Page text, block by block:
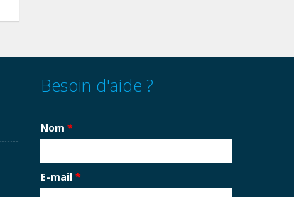
Besoin d'aide ?
Nom *
E-mail *